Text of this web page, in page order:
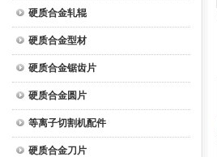
硬质合金轧辊
硬质合金型材
硬质合金锯齿片
硬质合金圆片
等离子切割机配件
硬质合金刀片